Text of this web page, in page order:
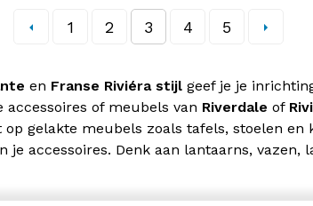
1 2 3 4 5
en Franse Riviéra stijlgeef je je
accessoires of meubels van Riverdale of
gelakte meubels zoals tafels, stoelen en
je accessoires. Denk aan lantaarns, vazen,